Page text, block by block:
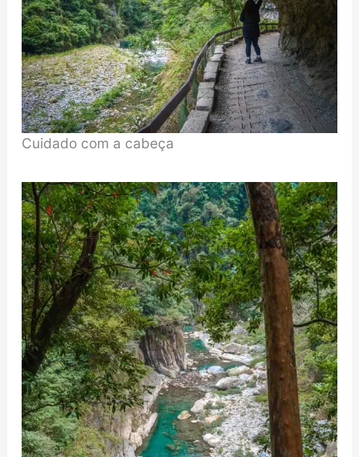
Cuidado com a cabeça